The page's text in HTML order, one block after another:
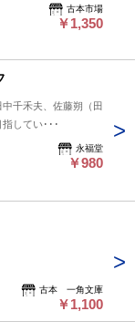
古本市場
￥1,350
千禾夫、佐藤朔（田
してい･･･
永福堂
￥980
古本 一角文庫
￥1,100